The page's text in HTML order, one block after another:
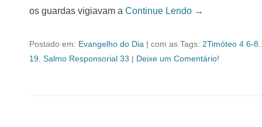
os guardas vigiavam a Continue Lendo →
Postado em: Evangelho do Dia | com as Tags: 2Timóteo 4 6-
19 Salmo Responsorial 33 | Deixe um Comentário!